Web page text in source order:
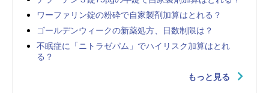
ワーファリン錠の粉砕で自家製剤加算はとれる？
ゴールデンウィークの新薬処方、日数制限は？
不眠症に「ニトラゼパム」でハイリスク加算はとれ
る？
もっと見る